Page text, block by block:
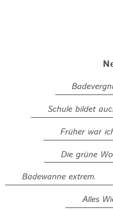
Schule bildet
Früher war
Die grüne
Badewanne extrem.
Alles